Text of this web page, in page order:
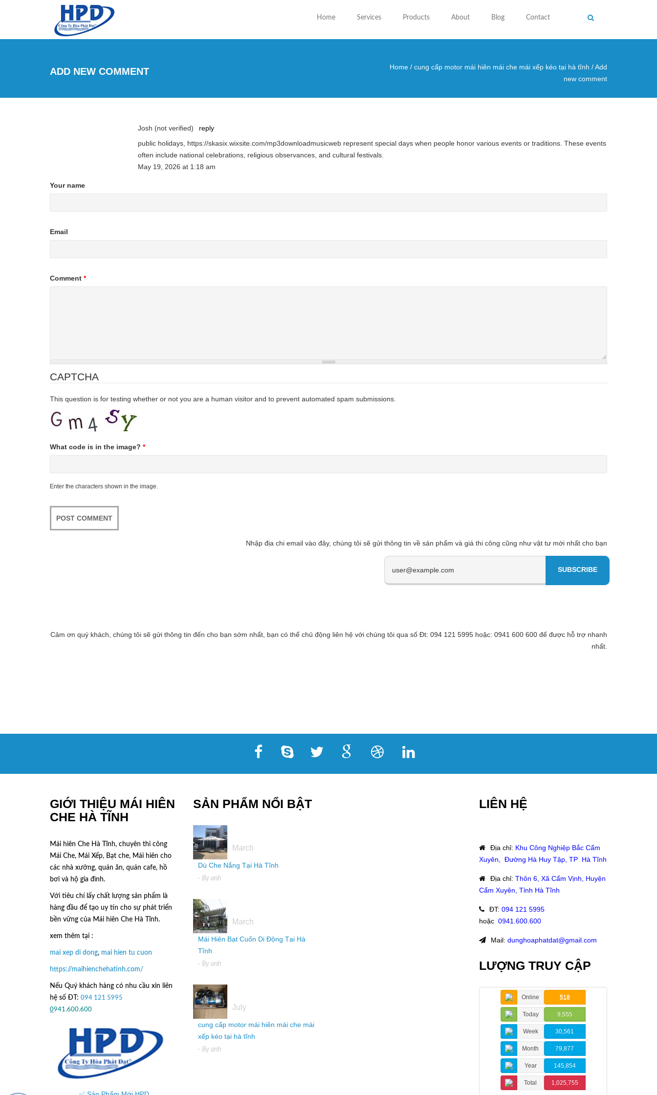
Skip to main content
Home Services Products About Blog Contact
ADD NEW COMMENT You are here
Home / cung cấp motor mái hiên mái che mái xếp kéo tại hà tĩnh /Add
new comment
Josh (not verified)
reply
public holidays, https://skasix.wixsite.com/mp3downloadmusicweb represent special days when people honor various events or traditions. These events
often include national celebrations, religious observances, and cultural festivals.
May 19, 2026 at 1:18 am
Your name
Email
Comment *
CAPTCHA
This question is for testing whether or not you are a human visitor and to prevent automated spam submissions.
What code is in the image? *
Enter the characters shown in the image.
Nhập địa chi email vào đây, chúng tôi sẽ gửi thông tin về sản phẩm và giá thi công cũng như vật tư mới nhất cho bạn
Cảm ơn quý khách, chúng tôi sẽ gửi thông tin đến cho bạn sớm nhất, bạn có thể chủ động liên hệ với chúng tôi qua số Đt: 094 121 5995 hoặc: 0941 600 600 để được hỗ trợ nhanh
nhất.
GIỚI THIỆU MÁI HIÊN
CHE HÀ TĨNH
Mái hiên Che Hà Tĩnh, chuyên thi công
Mái Che, Mái Xếp, Bạt che, Mái hiên cho
các nhà xưởng, quán ăn, quán cafe, hồ
bơi và hộ gia đình.
Với tiêu chí lấy chất lượng sản phẩm là
hàng đầu để tạo uy tín cho sự phát triển
bền vững của Mái hiên Che Hà Tĩnh.
xem thêm tại :
mai xep di dong, mai hien tu cuon
https://maihienchehatinh.com/
Nếu Quý khách hàng có nhu cầu xin liên
hệ số ĐT: 094 121 5995
0941.600.600
SẢN PHẨM NỔI BẬT
March
Dù Che Nắng Tại Hà Tĩnh
- By anh
March
Mái Hiên Bạt Cuốn Di Động Tại Hà
Tĩnh
- By anh
July
cung cấp motor mái hiên mái che mái
xếp kéo tại hà tĩnh
- By anh
LIÊN HỆ
Địa chỉ: Khu Công Nghiệp Bắc Cẩm
Xuyên, Đường Hà Huy Tập, TP Hà Tĩnh
Địa chỉ: Thôn 6, Xã Cẩm Vịnh, Huyện
Cẩm Xuyên, Tỉnh Hà Tĩnh
ĐT: 094 121 5995
hoặc: 0941.600.600
Mail: dunghoaphatdat@gmail.com
LƯỢNG TRUY CẬP
Online 518
Today 9,555
Week 30,561
Month 79,877
Year 145,854
Total 1,025,755